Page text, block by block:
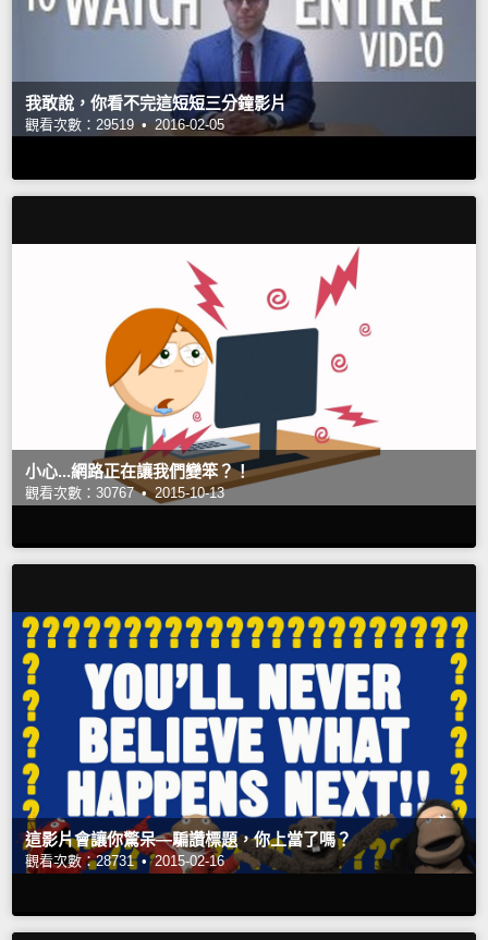
我敢說，你看不完這短短三分鐘影片
觀看次數：29519 • 2016-02-05
小心...網路正在讓我們變笨？！
觀看次數：30767 • 2015-10-13
這影片會讓你驚呆—騙讚標題，你上當了嗎？
觀看次數：28731 • 2015-02-16